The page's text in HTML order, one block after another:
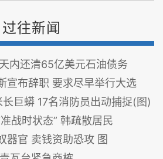
过往新闻
内还清65亿美元石油债务
宣布辞职 要求尽早举行大选
巨蟒 17名消防员出动捕捉(图)
战时状态” 韩疏散居民
器官 卖钱资助恐攻 图